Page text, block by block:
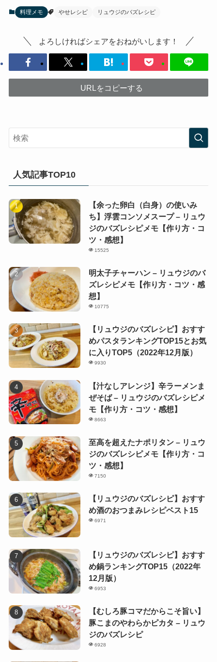
料理メモ やせレシピ リュウジのバズレシピ
よろしければシェアをおねがいします！
URLをコピーする
人気記事TOP10
【余った卵白（白身）の使いみ
ち】浮雲コンソメスープ – リュウ
ジのバズレシピメモ【作り方・コ
ツ・感想】
15525
明太子チャーハン – リュウジのバ
ズレシピメモ【作り方・コツ・感
想】
10775
【リュウジのバズレシピ】おすす
めパスタランキングTOP15とお気
に入りTOP5（2022年12月版）
9930
【汁なしアレンジ】辛ラーメンま
ぜそば – リュウジのバズレシピメ
モ【作り方・コツ・感想】
8663
至高を超えたナポリタン – リュウ
ジのバズレシピメモ【作り方・コ
ツ・感想】
7150
【リュウジのバズレシピ】おすす
め酒のおつまみレシピベスト15
6971
【リュウジのバズレシピ】おすす
め鍋ランキングTOP15（2022年
12月版）
6953
【むしろ豚コマだからこそ旨い】
豚こまのやわらかピカタ – リュウ
ジのバズレシピ
6928